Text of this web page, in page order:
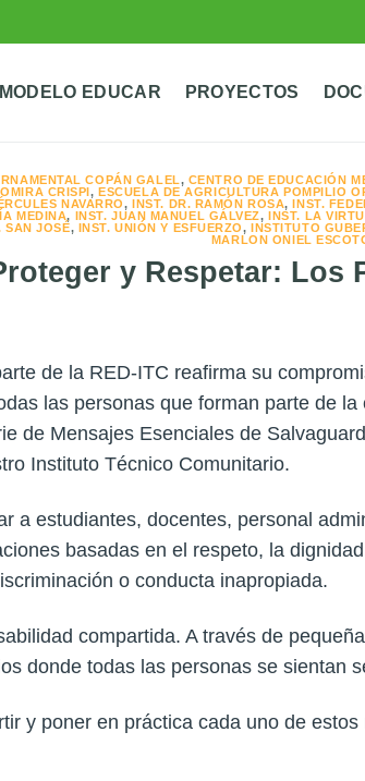
MODELO EDUCAR PROYECTOS
COPÁN GALEL, CENTRO DE EDUCACIÓN
CRISPI,ESCUELA DE AGRICULTURA POMPILIO
NAVARRO,INST. DR. RAMÓN ROSA,INST.
MEDINA, INST. JUAN MANUEL GÁLVEZ,INST. LA
SAN JOSÉ, INST. UNIÓN Y ESFUERZO,INSTITUTO
MARLON ONIEL
y Respetar: Los
de la RED-ITC reafirma su
las personas que forman parte de
de Mensajes Esenciales de
Instituto Técnico Comunitario.
a estudiantes, docentes, personal
basadas en el respeto, la
o conducta inapropiada.
compartida. A través de
donde todas las personas se sientan
y poner en práctica cada uno de